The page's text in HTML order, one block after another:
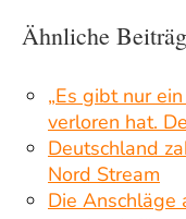
Ähnliche
„Es gibt nur
verloren hat.
Deutschland
Nord Stream
Die Anschläge